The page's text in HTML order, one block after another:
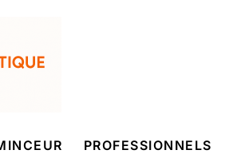
PROFESSIONNELS